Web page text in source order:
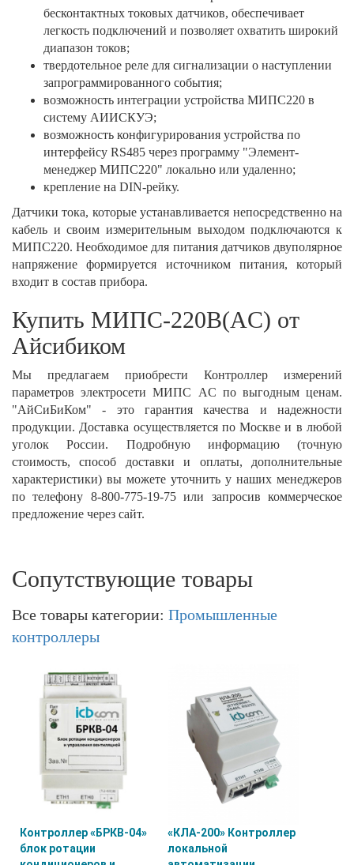
бесконтактных токовых датчиков, обеспечивает
легкость подключений и позволяет охватить широкий
диапазон токов;
твердотельное реле для сигнализации о наступлении
запрограммированного события;
возможность интеграции устройства МИПС220 в
систему АИИСКУЭ;
возможность конфигурирования устройства по
интерфейсу RS485 через программу "Элемент-
менеджер МИПС220" локально или удаленно;
крепление на DIN-рейку.
Датчики тока, которые устанавливается непосредственно на
кабель и своим измерительным выходом подключаются к
МИПС220. Необходимое для питания датчиков двуполярное
напряжение формируется источником питания, который
входит в состав прибора.
Купить МИПС-220В(AC) от
Айсибиком
Мы предлагаем приобрести Контроллер измерений
параметров электросети МИПС AC по выгодным ценам.
"АйСиБиКом" - это гарантия качества и надежности
продукции. Доставка осуществляется по Москве и в любой
уголок России. Подробную информацию (точную
стоимость, способ доставки и оплаты, дополнительные
характеристики) вы можете уточнить у наших менеджеров
по телефону 8-800-775-19-75 или запросив коммерческое
предложение через сайт. ​
Сопутствующие товары
Все товары категории: Промышленные
контроллеры
Контроллер «БРКВ-04»
блок ротации
«КЛА-200» Контроллер
локальной